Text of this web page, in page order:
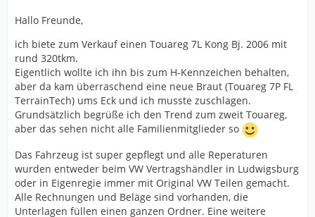
Hallo Freunde,
ich biete zum Verkauf einen Touareg 7L Kong Bj. 2006 mit
rund 320tkm.
Eigentlich wollte ich ihn bis zum H-Kennzeichen behalten,
aber da kam überraschend eine neue Braut (Touareg 7P FL
TerrainTech) ums Eck und ich musste zuschlagen.
Grundsätzlich begrüße ich den Trend zum zweit Touareg,
aber das sehen nicht alle Familienmitglieder so
Das Fahrzeug ist super gepflegt und alle Reperaturen
wurden entweder beim VW Vertragshändler in Ludwigsburg
oder in Eigenregie immer mit Original VW Teilen gemacht.
Alle Rechnungen und Beläge sind vorhanden, die
Unterlagen füllen einen ganzen Ordner. Eine weitere